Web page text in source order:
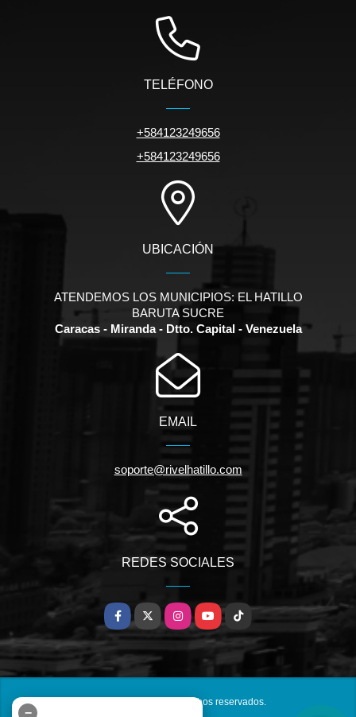
TELÉFONO
+584123249656
+584123249656
UBICACIÓN
ATENDEMOS LOS MUNICIPIOS: EL HATILLO
BARUTA SUCRE
Caracas - Miranda - Dtto. Capital - Venezuela
EMAIL
soporte@rivelhatillo.com
REDES SOCIALES
Facebook
X InstagramYouTubeTikTok
©2026 , todos los derechos reservados.
−